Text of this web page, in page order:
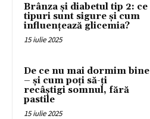
Brânza și diabetul tip 2: ce
tipuri sunt sigure și cum
influențează glicemia?
15 iulie 2025
De ce nu mai dormim bine
– și cum poți să-ți
recâștigi somnul, fără
pastile
15 iulie 2025